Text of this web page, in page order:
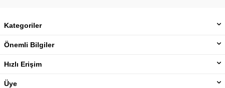
Kategoriler
Önemli Bilgiler
Hızlı Erişim
Üye